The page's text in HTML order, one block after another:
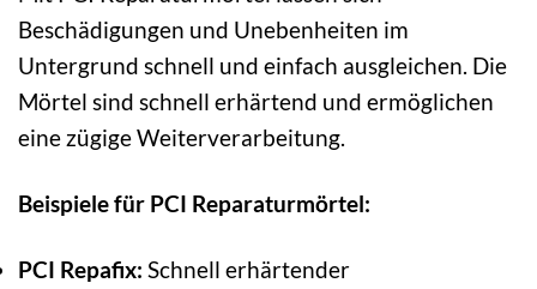
Beschädigungen und Unebenheiten im
Untergrund schnell und einfach ausgleichen. Die
Mörtel sind schnell erhärtend und ermöglichen
eine zügige Weiterverarbeitung.
Beispiele für PCI Reparaturmörtel:
PCI Repafix: Schnell erhärtender